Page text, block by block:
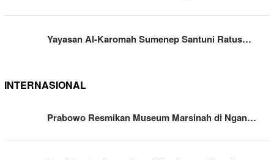
Yayasan Al-Karomah Sumenep Santuni Ratus…
INTERNASIONAL
Prabowo Resmikan Museum Marsinah di Ngan…